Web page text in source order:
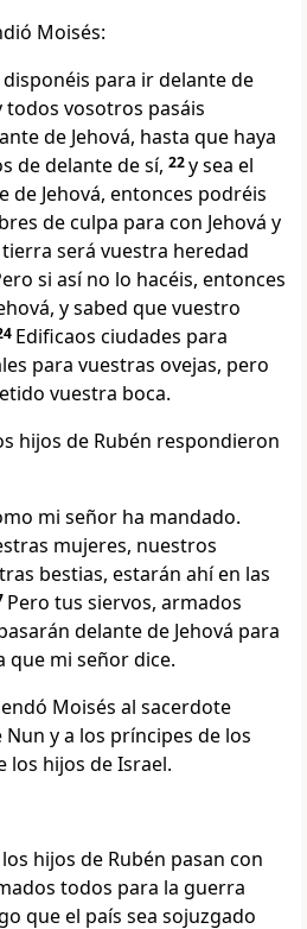
Moisés:
para ir delante de
todos vosotros pasáis
de Jehová, hasta que haya
de delante de sí, 22y sea el
de Jehová, entonces podréis
de culpa para con Jehová y
será vuestra heredad
si así no lo hacéis, entonces
y sabed que vuestro
Edificaos ciudades para
para vuestras ovejas, pero
vuestra boca.
hijos de Rubén respondieron
mi señor ha mandado.
mujeres, nuestros
bestias, estarán ahí en las
Pero tus siervos, armados
delante de Jehová para
que mi señor dice.
Moisés al sacerdote
Nun y a los príncipes de los
los hijos de Israel.
hijos de Rubén pasan con
todos para la guerra
que el país sea sojuzgado